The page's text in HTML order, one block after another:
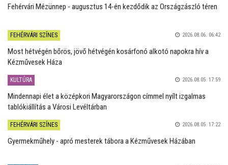
Fehérvári Mézünnep - augusztus 14-én kezdődik az Országzászló téren
FEHÉRVÁRI SZÍNES 2026.08.06. 06:42
Most hétvégén bőrös, jövő hétvégén kosárfonó alkotó napokra hív a
Kézművesek Háza
KULTÚRA 2026.08.05. 17:59
Mindennapi élet a középkori Magyarországon címmel nyílt izgalmas
tablókiállítás a Városi Levéltárban
FEHÉRVÁRI SZÍNES 2026.08.05. 17:22
Gyermekműhely - apró mesterek tábora a Kézművesek Házában